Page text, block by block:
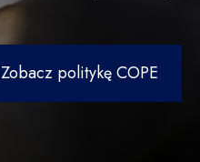
Zobacz politykę COPE